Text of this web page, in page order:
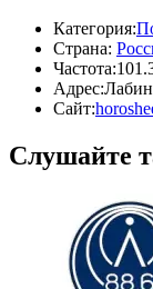
Категория:
Страна:
Частота:
Адрес:
Сайт:
Слушайте